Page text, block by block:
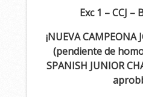
Exc 1 – CCJ
¡NUEVA CAMPEONA
(pendiente de
SPANISH JUNIOR